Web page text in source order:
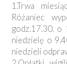
1.Trwa
Różaniec
godz.17.30, o
niedzielę o
niedzieli